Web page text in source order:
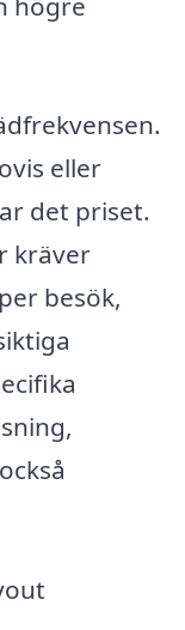
eller
det priset.
kräver
besök,